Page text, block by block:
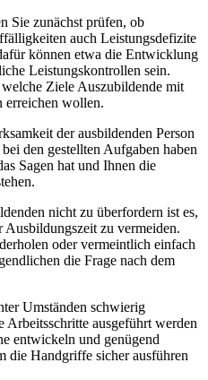
Sie zunächst prüfen, ob
auch Leistungsdefizite
können etwa die Entwicklung
Leistungskontrollen sein.
Ziele Auszubildende mit
erreichen wollen.
der ausbildenden Person
den gestellten Aufgaben haben
Sagen hat und Ihnen die
nicht zu überfordern ist es,
zu vermeiden.
oder vermeintlich einfach
die Frage nach dem
Umständen schwierig
Arbeitsschritte ausgeführt werden
entwickeln und genügend
die Handgriffe sicher ausführen